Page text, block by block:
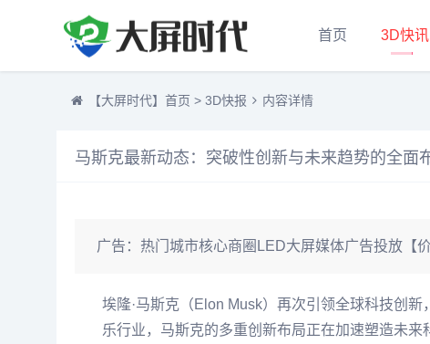
首页 3D快讯
【大屏时代】首页 > 3D快报 内容详情
马斯克最新动态：突破性创新与未来趋势的全面
广告： 热门城市核心商圈LED大屏媒体广告投放【价
埃隆·马斯克（Elon Musk）再次引领全球科技创
乐行业，马斯克的多重创新布局正在加速塑造未